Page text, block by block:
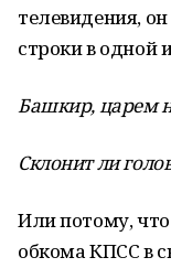
телевидения,
строки в одной
Башкир, царем
Склонит ли
Или потому,
обкома КПСС в